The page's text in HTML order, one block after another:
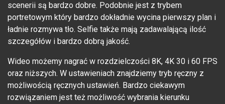
scenerii są bardzo dobre. Podobnie jest z trybem
portretowym który bardzo dokładnie wycina pierwszy plan i
ładnie rozmywa tło. Selfie także mają zadawalającą ilość
szczegółów i bardzo dobrą jakość.
Wideo możemy nagrać w rozdzielczości 8K, 4K 30 i 60 FPS
oraz niższych. W ustawieniach znajdziemy tryb ręczny z
możliwością ręcznych ustawień. Bardzo ciekawym
rozwiązaniem jest też możliwość wybrania kierunku